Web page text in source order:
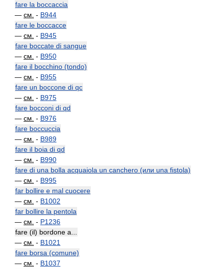
fare la boccaccia
— см. - B944
fare le boccacce
— см. - B945
fare boccate di sangue
— см. - B950
fare il bocchino (tondo)
— см. - B955
fare un boccone di qc
— см. - B975
fare bocconi di qd
— см. - B976
fare boccuccia
— см. - B989
fare il boia di qd
— см. - B990
fare di una bolla acquaiola un canchero (или una fistola)
— см. - B995
far bollire e mal cuocere
— см. - B1002
far bollire la pentola
— см. - P1236
fare (il) bordone a...
— см. - B1021
fare borsa (comune)
— см. - B1037